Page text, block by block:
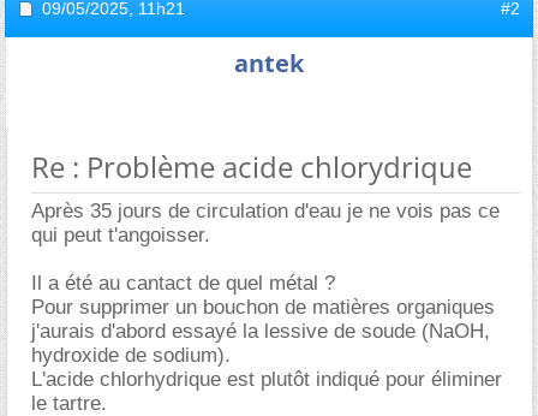
09/05/2025, 11h21 #2
antek
Re : Problème acide chlorydrique
Après 35 jours de circulation d'eau je ne vois pas ce
qui peut t'angoisser.
Il a été au cantact de quel métal ?
Pour supprimer un bouchon de matières organiques
j'aurais d'abord essayé la lessive de soude (NaOH,
hydroxide de sodium).
L'acide chlorhydrique est plutôt indiqué pour éliminer
le tartre.